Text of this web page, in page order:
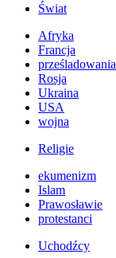
Świat
Afryka
Francja
prześladowania
Rosja
Ukraina
USA
wojna
Religie
ekumenizm
Islam
Prawosławie
protestanci
Uchodźcy